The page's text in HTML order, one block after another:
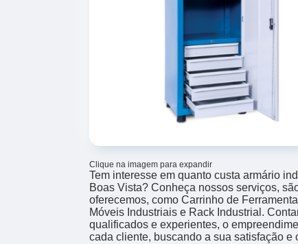
Clique na imagem para expandir
Tem interesse em quanto custa armário
Boas Vista? Conheça nossos serviços,
oferecemos, como Carrinho de
Móveis Industriais e Rack Industrial.
qualificados e experientes, o
cada cliente, buscando a sua satisfação e